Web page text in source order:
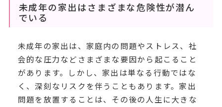
未成年の家出はさまざまな危険性が潜ん
でいる
未成年の家出は、家庭内の問題やストレス、社
会的な圧力などさまざまな要因から起こること
があります。しかし、家出は単なる行動ではな
く、深刻なリスクを伴うこともあります。家出
問題を放置することは、その後の人生に大きな